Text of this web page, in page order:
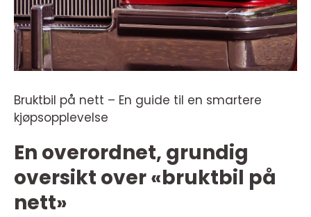
Bruktbil på nett – En guide til en smartere
kjøpsopplevelse
En overordnet, grundig
oversikt over «bruktbil på
nett»